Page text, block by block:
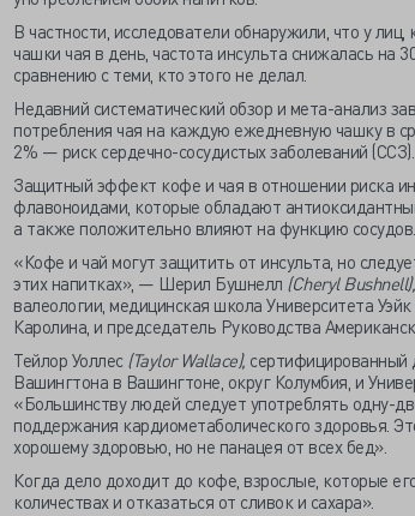
В частности, исследователи обнаружили, что у
чашки чая в день, частота инсульта снижалась на
сравнению с теми, кто этого не делал.
Недавний систематический обзор и мета-анализ
потребления чая на каждую ежедневную чашку в
2% — риск сердечно-сосудистых заболеваний (ССЗ).
Защитный эффект кофе и чая в отношении риска
флавоноидами, которые обладают
а также положительно влияют на функцию сосудов.
«Кофе и чай могут защитить от инсульта, но
этих напитках», — Шерил Бушнелл (Cheryl Bushnell),
валеологии, медицинская школа Университета
Каролина, и председатель Руководства
Тейлор Уоллес (Taylor Wallace), сертифицированный
Вашингтона в Вашингтоне, округ Колумбия, и
«Большинству людей следует употреблять одну-
поддержания кардиометаболического здоровья.
хорошему здоровью, но не панацея от всех бед».
Когда дело доходит до кофе, взрослые, которые
количествах и отказаться от сливок и сахара».